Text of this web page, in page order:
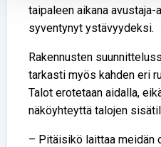
taipaleen aikana
syventynyt ystävyydeksi.
Rakennusten
tarkasti myös kahden eri
Talot erotetaan aidalla,
näköyhteyttä talojen
– Pitäisikö laittaa meidän